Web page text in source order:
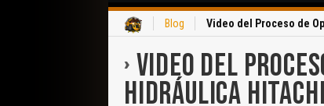
Blog Video del Proceso de
VIDEO DEL
HIDRÁULICA